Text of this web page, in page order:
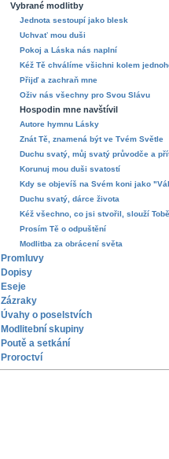
Vybrané modlitby
Jednota sestoupí jako blesk
Uchvať mou duši
Pokoj a Láska nás naplní
Kéž Tě chválíme všichni kolem
Přijď a zachraň mne
Oživ nás všechny pro Svou Slávu
Hospodin mne navštívil
Autore hymnu Lásky
Znát Tě, znamená být ve Tvém Světle
Duchu svatý, můj svatý průvodče a
Korunuj mou duši svatostí
Kdy se objevíš na Svém koni jako
Duchu svatý, dárce života
Kéž všechno, co jsi stvořil, slouží
Prosím Tě o odpuštění
Modlitba za obrácení světa
Promluvy
Dopisy
Eseje
Zázraky
Úvahy o poselstvích
Modlitební skupiny
Poutě a setkání
Proroctví